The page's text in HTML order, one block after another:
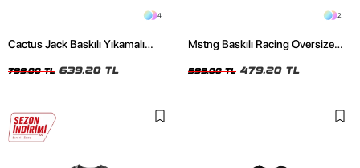
4
Cactus Jack Baskılı Yıkamalı
799,00 TL 639,20 TL
2
Mstng Baskılı Racing Oversize
599,00 TL 479,20 TL